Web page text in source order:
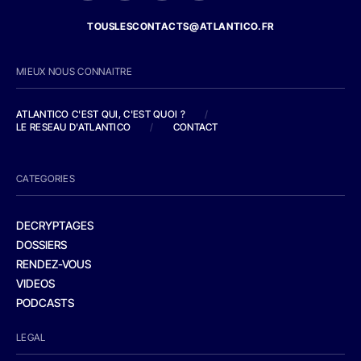
TOUSLESCONTACTS@ATLANTICO.FR
MIEUX NOUS CONNAITRE
ATLANTICO C'EST QUI, C'EST QUOI ?
/
LE RESEAU D'ATLANTICO
/ CONTACT
CATEGORIES
DECRYPTAGES
DOSSIERS
RENDEZ-VOUS
VIDEOS
PODCASTS
LEGAL